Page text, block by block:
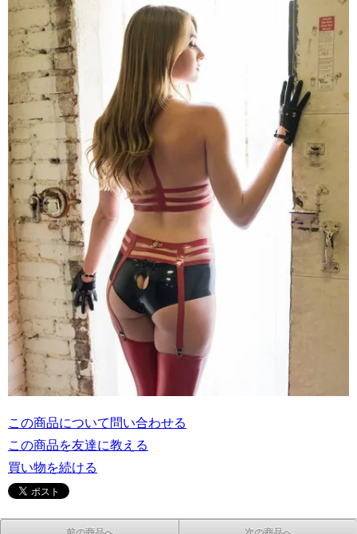
この商品について問い合わせる
この商品を友達に教える
買い物を続ける